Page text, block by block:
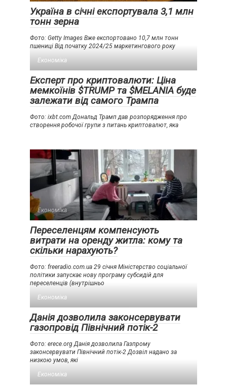
Україна в січні експортувала 3,1 млн
тонн зерна
Фото: Getty Images Вже експортовано 10,7 млн тонн
пшениці Від початку 2024/25 маркетингового року
Економіка
Експерт про криптовалюти: Ціна
мемкоїнів $TRUMP та $MELANIA буде
залежати від самого Трампа
Фото: ixbt.com Дональд Трамп дав розпорядження про
створення робочої групи з питань криптовалют, яка
Економіка
Переселенцям компенсують
витрати на оренду житла: кому та
скільки нарахують?
Фото: freeradio.com.ua 29 січня Міністерство соціальної
політики запускає нову програму субсидій для
переселенців (внутрішньо
Економіка
Данія дозволила законсервувати
газопровід Північний потік-2
Фото: erece.org Данія дозволила Газпрому
законсервувати Північний потік-2 Дозвіл надано за
низкою умов, які
Економіка